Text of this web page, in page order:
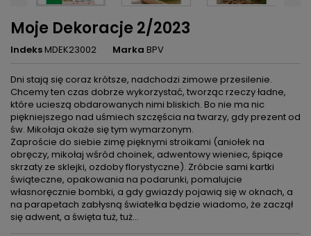
Moje Dekoracje 2/2023
IndeksMDEK23002 Marka BPV
Dni stają się coraz krótsze, nadchodzi zimowe przesilenie.
Chcemy ten czas dobrze wykorzystać, tworząc rzeczy ładne,
które ucieszą obdarowanych nimi bliskich. Bo nie ma nic
piękniejszego nad uśmiech szczęścia na twarzy, gdy prezent od
św. Mikołaja okaże się tym wymarzonym.
Zaproście do siebie zimę pięknymi stroikami (aniołek na
obręczy, mikołaj wśród choinek, adwentowy wieniec, śpiące
skrzaty ze sklejki, ozdoby florystyczne). Zróbcie sami kartki
świąteczne, opakowania na podarunki, pomalujcie
własnoręcznie bombki, a gdy gwiazdy pojawią się w oknach, a
na parapetach zabłysną światełka będzie wiadomo, że zaczął
się adwent, a święta tuż, tuż…